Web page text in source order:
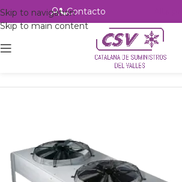
Skip to navigation
Skip to main content
Contacto
Intercambio